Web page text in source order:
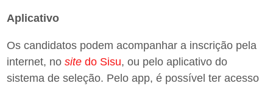
Aplicativo
Os candidatos podem acompanhar a inscrição pela
internet, nosite do Sisu, ou pelo aplicativo do
sistema de seleção. Pelo app, é possível ter acesso